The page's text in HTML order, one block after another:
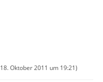
18. Oktober 2011 um 19:21)